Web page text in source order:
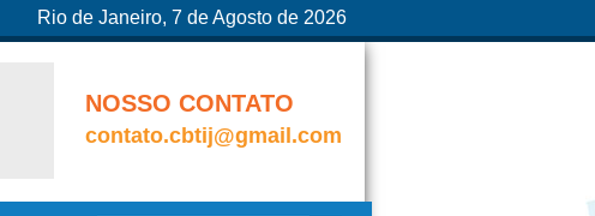
Rio de Janeiro, 7 de Agosto de 2026
NOSSO CONTATO
contato.cbtij@gmail.com